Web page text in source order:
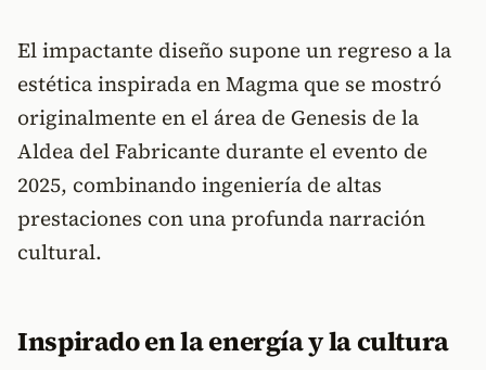
El impactante diseño supone un regreso a la
estética inspirada en Magma que se mostró
originalmente en el área de Genesis de la
Aldea del Fabricante durante el evento de
2025, combinando ingeniería de altas
prestaciones con una profunda narración
cultural.
Inspirado en la energía y la cultura